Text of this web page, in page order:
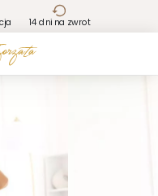
14 dni na zwrot